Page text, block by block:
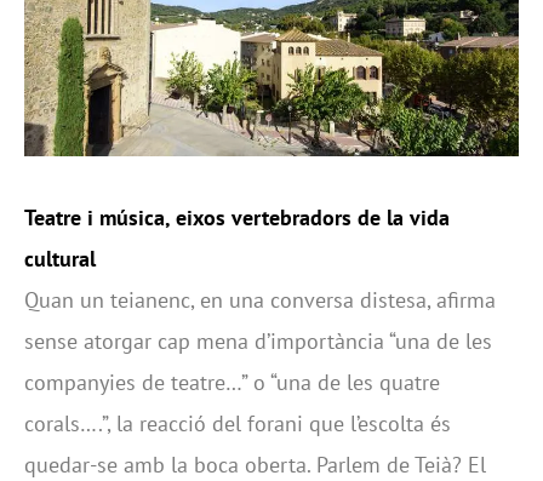
Teatre i música, eixos vertebradors de la vida
cultural
Quan un teianenc, en una conversa distesa, afirma
sense atorgar cap mena d’importància “una de les
companyies de teatre…” o “una de les quatre
corals….”, la reacció del forani que l’escolta és
quedar-se amb la boca oberta. Parlem de Teià? El